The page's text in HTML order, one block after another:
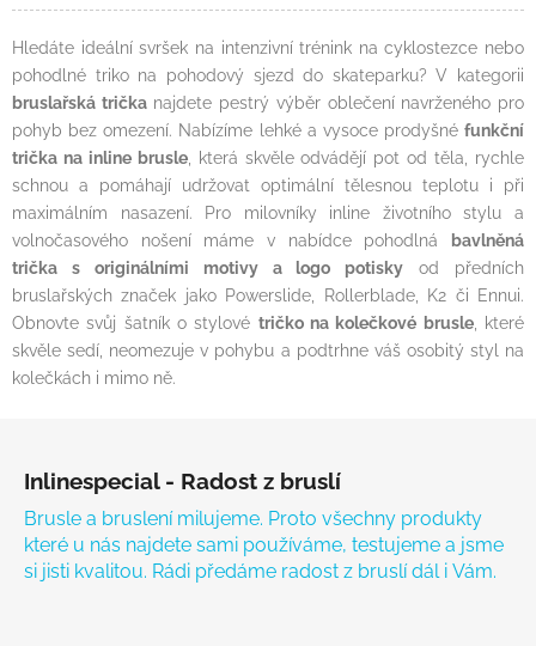
Hledáte ideální svršek na intenzivní trénink na cyklostezce nebo
pohodlné triko na pohodový sjezd do skateparku? V kategorii
bruslařská tričkanajdete pestrý výběr oblečení navrženého pro
pohyb bez omezení. Nabízíme lehké a vysoce prodyšné funkční
trička na inline brusle, která skvěle odvádějí pot od těla, rychle
schnou a pomáhají udržovat optimální tělesnou teplotu i při
maximálním nasazení. Pro milovníky inline životního stylu a
volnočasového nošení máme v nabídce pohodlná
bavlněná
trička s originálními motivy a logo potisky od předních
bruslařských značek jako Powerslide, Rollerblade, K2 či Ennui.
Obnovte svůj šatník o stylové tričko na kolečkové brusle, které
skvěle sedí, neomezuje v pohybu a podtrhne váš osobitý styl na
kolečkách i mimo ně.
Inlinespecial - Radost z bruslí
Brusle a bruslení milujeme. Proto všechny produkty
které u nás najdete sami používáme, testujeme a jsme
si jisti kvalitou. Rádi předáme radost z bruslí dál i Vám.